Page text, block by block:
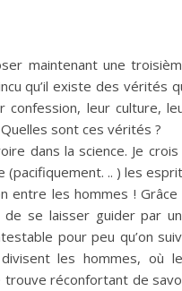
maintenant une
qu’il existe des vérités
confession, leur culture,
sont ces vérités ?
dans la science. Je crois
(pacifiquement. .. ) les
entre les hommes ! Grâce
de se laisser guider par
pour peu qu’on
les hommes, où
trouve réconfortant de